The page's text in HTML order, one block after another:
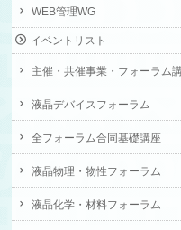
WEB管理WG
イベントリスト
主催・共催事業・フォーラム
液晶デバイスフォーラム
全フォーラム合同基礎講座
液晶物理・物性フォーラム
液晶化学・材料フォーラム